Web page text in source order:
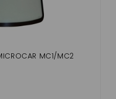
MC1/MC2